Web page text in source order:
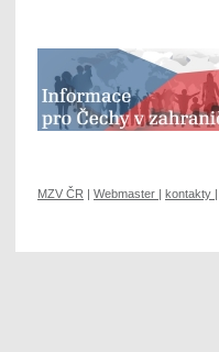
MZV ČR Webmaster kontakty